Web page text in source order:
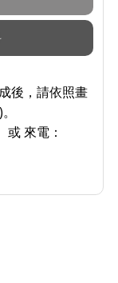
後，請依照畫
來電：